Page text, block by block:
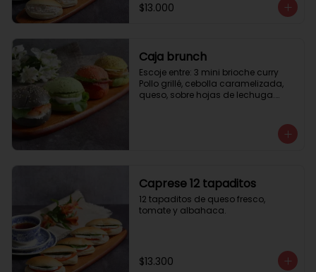
$13.000
Caja brunch
Escoje entre: 3 mini brioche curry
Pollo grillé, cebolla caramelizada,
queso, sobre hojas de lechuga.
hojas de rúcula
Caprese 12 tapaditos
12 tapaditos de queso fresco,
tomate y albahaca.
$13.300